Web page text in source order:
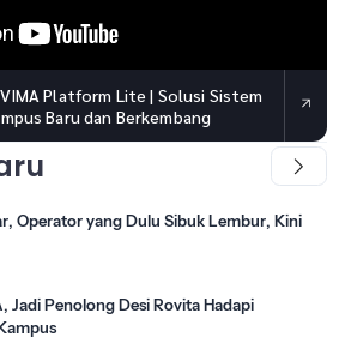
Platform Lite | Solusi Sistem
Baru dan Berkembang
Operator yang Dulu Sibuk Lembur, Kini
Jadi Penolong Desi Rovita Hadapi